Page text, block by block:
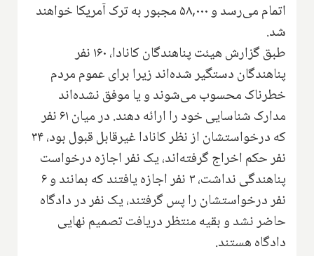
اتمام می‌رسد و ۵۸,۰۰۰ مجبور به ترک آمریکا خواهند
شد.
طبق گزارش هیئت پناهندگان کانادا، ۱۶۰ نفر
پناهندگان دستگیر شده‌اند زیرا برای عموم مردم
خطرناک محسوب می‌شوند و یا موفق نشده‌اند
مدارک شناسایی خود را ارائه دهند. در میان ۶۱ نفر
که درخواستشان از نظر کانادا غیرقابل قبول بود، ۳۴
نفر حکم اخراج گرفته‌اند، یک نفر اجازه درخواست
پناهندگی نداشت، ۳ نفر اجازه یافتند که بمانند و ۶
نفر درخواستشان را پس گرفتند، یک نفر در دادگاه
حاضر نشد و بقیه منتظر دریافت تصمیم نهایی
دادگاه هستند.